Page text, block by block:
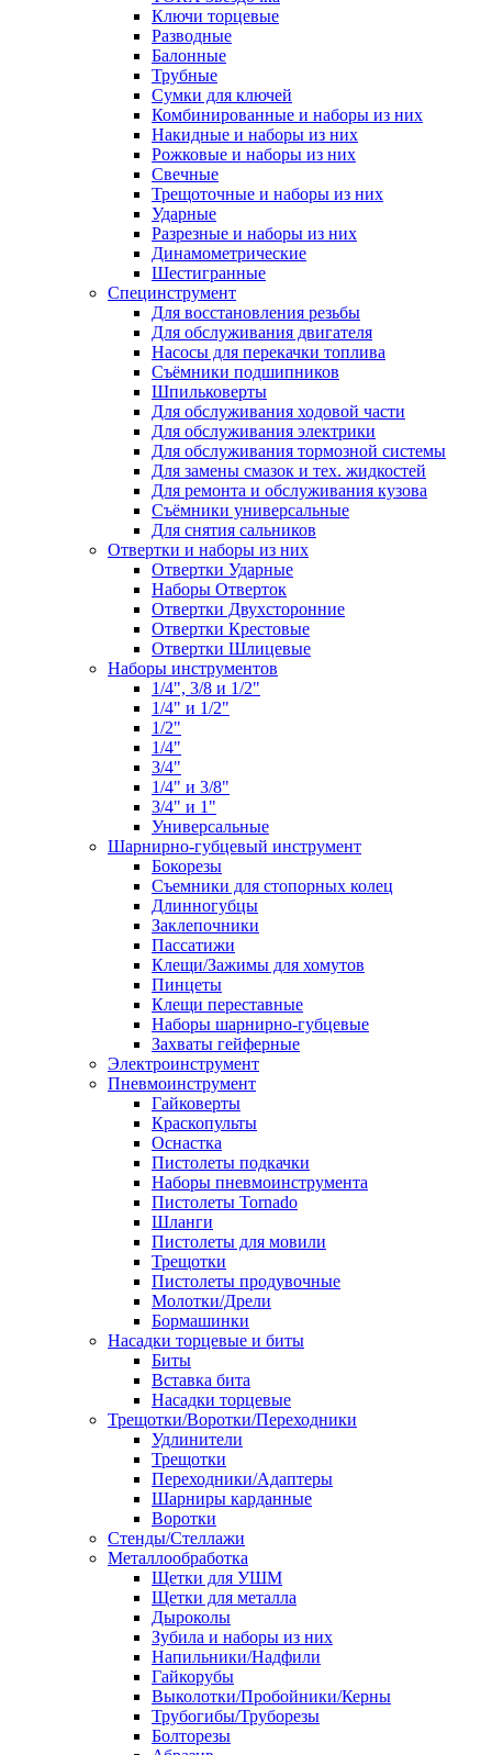
Ключи торцевые
Разводные
Балонные
Трубные
Сумки для ключей
Комбинированные и наборы из них
Накидные и наборы из них
Рожковые и наборы из них
Свечные
Трещоточные и наборы из них
Ударные
Разрезные и наборы из них
Динамометрические
Шестигранные
Специнструмент
Для восстановления резьбы
Для обслуживания двигателя
Насосы для перекачки топлива
Съёмники подшипников
Шпильковерты
Для обслуживания ходовой части
Для обслуживания электрики
Для обслуживания тормозной системы
Для замены смазок и тех. жидкостей
Для ремонта и обслуживания кузова
Съёмники универсальные
Для снятия сальников
Отвертки и наборы из них
Отвертки Ударные
Наборы Отверток
Отвертки Двухсторонние
Отвертки Крестовые
Отвертки Шлицевые
Наборы инструментов
1/4", 3/8 и 1/2"
1/4" и 1/2"
1/2"
1/4"
3/4"
1/4" и 3/8"
3/4" и 1"
Универсальные
Шарнирно-губцевый инструмент
Бокорезы
Съемники для стопорных колец
Длинногубцы
Заклепочники
Пассатижи
Клещи/Зажимы для хомутов
Пинцеты
Клещи переставные
Наборы шарнирно-губцевые
Захваты гейферные
Электроинструмент
Пневмоинструмент
Гайковерты
Краскопульты
Оснастка
Пистолеты подкачки
Наборы пневмоинструмента
Пистолеты Tornado
Шланги
Пистолеты для мовили
Трещотки
Пистолеты продувочные
Молотки/Дрели
Бормашинки
Насадки торцевые и биты
Биты
Вставка бита
Насадки торцевые
Трещотки/Воротки/Переходники
Удлинители
Трещотки
Переходники/Адаптеры
Шарниры карданные
Воротки
Стенды/Стеллажи
Металлообработка
Щетки для УШМ
Щетки для металла
Дыроколы
Зубила и наборы из них
Напильники/Надфили
Гайкорубы
Выколотки/Пробойники/Керны
Трубогибы/Труборезы
Болторезы